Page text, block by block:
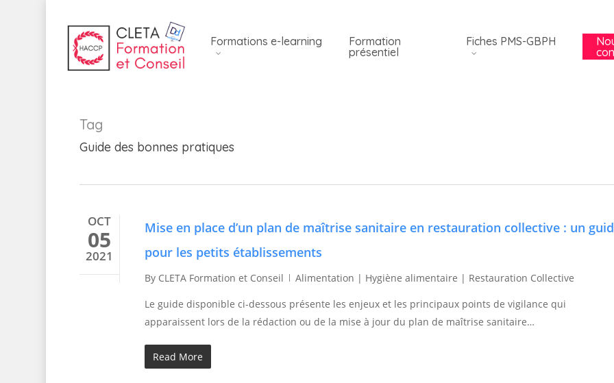
Formations e-learning
Formation
présentiel
Fiches PMS-GBPH
Tag
Guide des bonnes pratiques
OCT
05
2021
Mise en place d’un plan de maîtrise sanitaire en restauration collective : un
pour les petits établissements
By CLETA Formation et Conseil
Alimentation | Hygiène alimentaire | Restauration Collective
Le guide disponible ci-dessous présente les enjeux et les principaux points de vigilance qui
apparaissent lors de la rédaction ou de la mise à jour du plan de maîtrise sanitaire…
Read More